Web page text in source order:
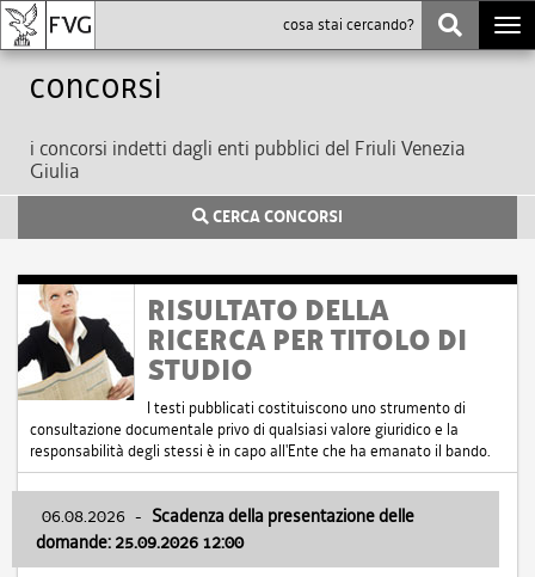
Concorsi
i concorsi indetti dagli enti pubblici del Friuli Venezia
Giulia
CERCA CONCORSI
RISULTATO DELLA
RICERCA PER TITOLO DI
STUDIO
I testi pubblicati costituiscono uno strumento di
consultazione documentale privo di qualsiasi valore giuridico e la
responsabilità degli stessi è in capo all'Ente che ha emanato il bando.
06.08.2026 - Scadenza della presentazione delle
domande: 25.09.2026 12:00